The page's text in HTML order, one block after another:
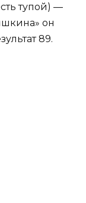
тупой) —
он
89.